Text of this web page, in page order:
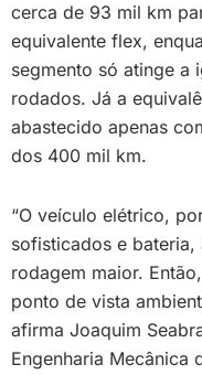
cerca de 93 mil km
equivalente flex,
segmento só atinge a
rodados. Já a
abastecido apenas
dos 400 mil km.
“O veículo elétrico,
sofisticados e bateria,
rodagem maior.
ponto de vista
afirma Joaquim
Engenharia Mecânica